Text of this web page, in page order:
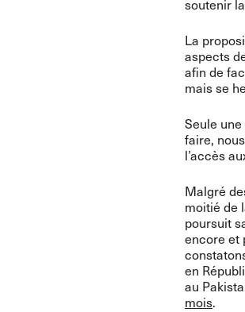
soutenir
La
aspects
afin de
mais se
Seule
faire,
l’accès
Malgré
moitié de
poursuit
encore et
en
au
mois.